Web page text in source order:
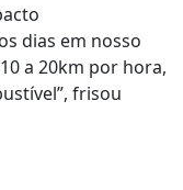
dias em nosso
a 20km por hora,
frisou